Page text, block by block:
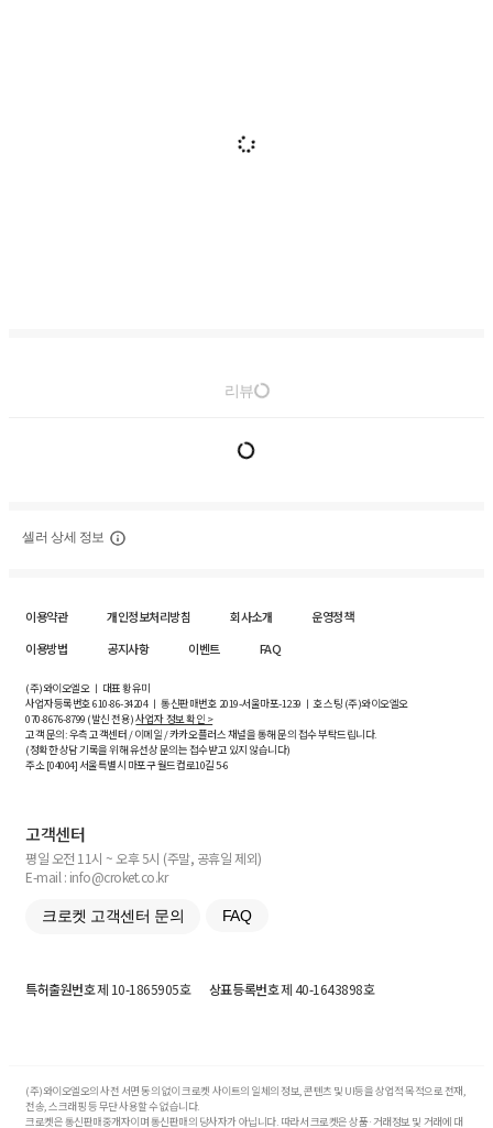
리뷰
셀러 상세 정보
이용약관 개인정보처리방침 회사소개
운영정책
이용방법
공지사항 이벤트 FAQ
(주)와이오엘오 ㅣ 대표 황유미
사업자등록번호610-86-34204ㅣ 통신판매번호 2019-서울마포-1239 ㅣ 호스팅 (주)와이오엘오
070-8676-8799 (발신 전용)사업자 정보 확인 >
고객 문의: 우측 고객센터 / 이메일 / 카카오플러스 채널을 통해 문의 접수 부탁드립니다.
(정확한 상담 기록을 위해 유선상 문의는 접수받고 있지 않습니다)
주소 [04004] 서울특별시 마포구 월드컵로10길5-6
고객센터
평일 오전 11시 ~ 오후 5시 (주말, 공휴일 제외)
E-mail : info@croket.co.kr
크로켓 고객센터 문의 FAQ
특허출원번호제 10-1865905호 상표등록번호제 40-1643898호
(주)와이오엘오의 사전 서면 동의 없이 크로켓 사이트의 일체의 정보, 콘텐츠 및 UI등을 상업적 목적으로 전재,
전송, 스크래핑 등 무단 사용할 수 없습니다.
크로켓은 통신판매중개자이며 통신판매의 당사자가 아닙니다. 따라서 크로켓은 상품·거래정보 및 거래에 대